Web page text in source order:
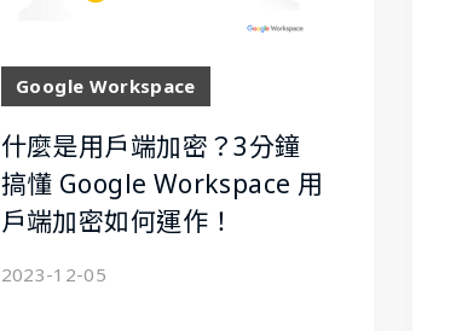
Google Workspace
什麼是用戶端加密？3分鐘
搞懂 Google Workspace 用
戶端加密如何運作！
2023-12-05